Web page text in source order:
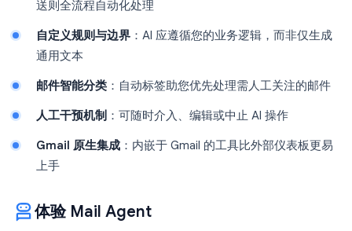
送则全流程自动化处理
自定义规则与边界 ：AI 应遵循您的业务逻辑，而非仅生成
通用文本
邮件智能分类 ：自动标签助您优先处理需人工关注的邮件
人工干预机制 ：可随时介入、编辑或中止 AI 操作
Gmail 原生集成 ：内嵌于 Gmail 的工具比外部仪表板更易
上手
体验 Mail Agent